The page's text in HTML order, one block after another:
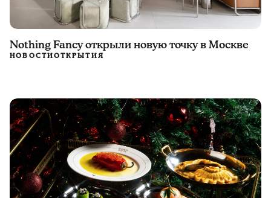
Nothing Fancy открыли новую точку в Москве
НОВОСТИОТКРЫТИЯ